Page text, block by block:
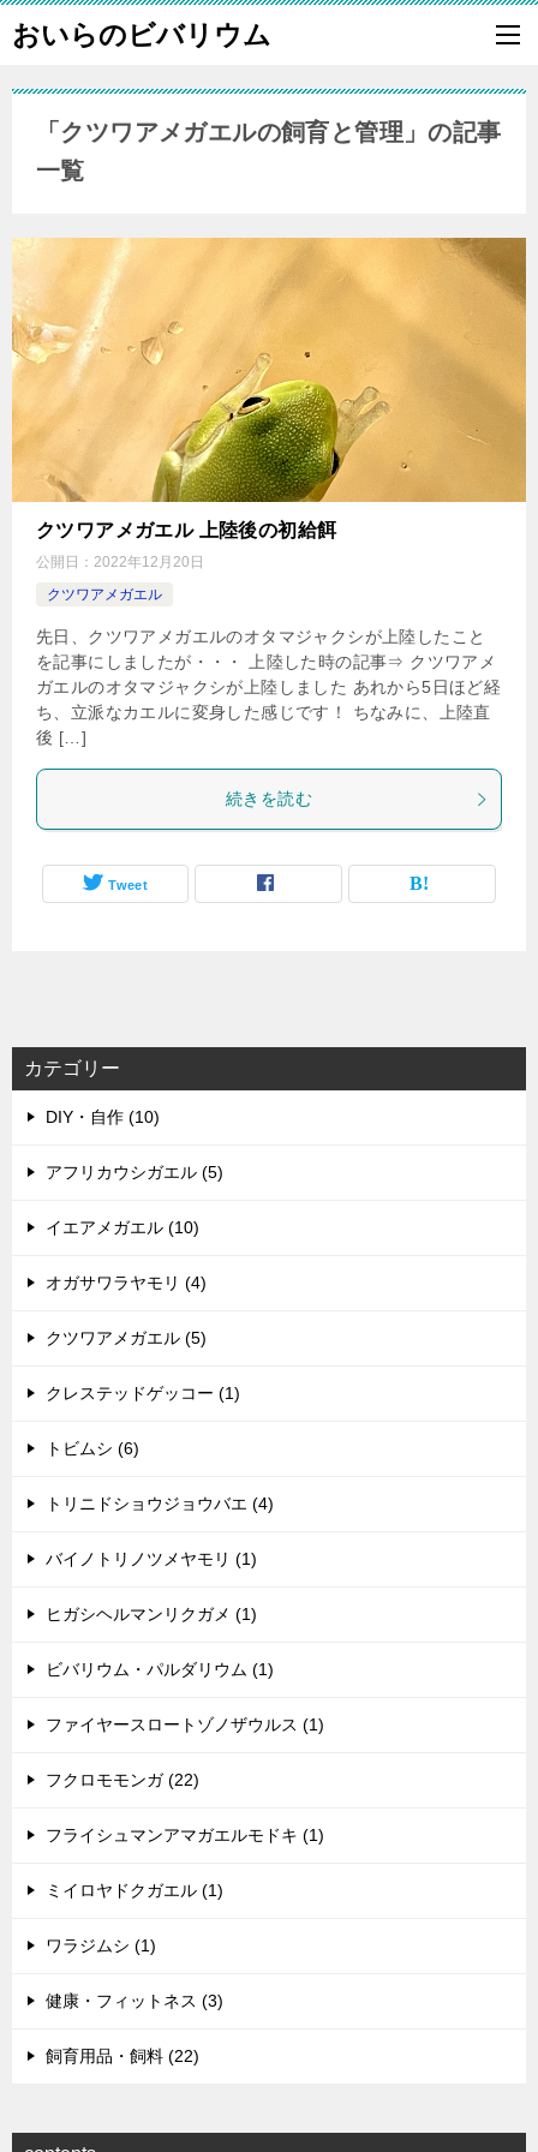
おいらのビバリウム
「クツワアメガエルの飼育と管理」の記事
一覧
クツワアメガエル 上陸後の初給餌
公開日： 2022年12月20日
クツワアメガエル
先日、クツワアメガエルのオタマジャクシが上陸したこと
を記事にしましたが・・・ 上陸した時の記事⇒ クツワアメ
ガエルのオタマジャクシが上陸しました あれから5日ほど経
ち、立派なカエルに変身した感じです！ ちなみに、上陸直
後 […]
続きを読む
Tweet
カテゴリー
DIY・自作 (10)
アフリカウシガエル (5)
イエアメガエル (10)
オガサワラヤモリ (4)
クツワアメガエル (5)
クレステッドゲッコー (1)
トビムシ (6)
トリニドショウジョウバエ (4)
バイノトリノツメヤモリ (1)
ヒガシヘルマンリクガメ (1)
ビバリウム・パルダリウム (1)
ファイヤースロートゾノザウルス (1)
フクロモモンガ (22)
フライシュマンアマガエルモドキ (1)
ミイロヤドクガエル (1)
ワラジムシ (1)
健康・フィットネス (3)
飼育用品・飼料 (22)